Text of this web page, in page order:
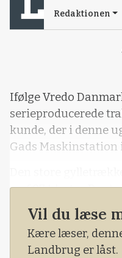
Redaktionen
Ifølge Vredo
serieproducerede
kunde, der i denne
Gads Maskinstation
en 687 hk stor
trinløse transmission.
Vil du læse
Kære læser,
Landbrug er låst.